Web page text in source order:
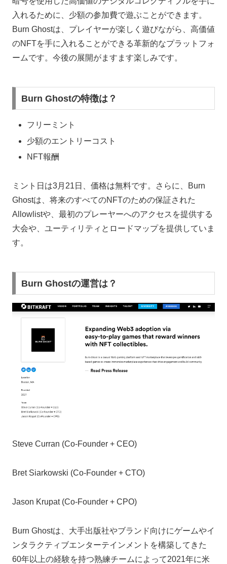
入れるために、少額の参加費で遊ぶことができます。
Burn Ghostは、プレイヤーが楽しく遊びながら、高価値
のNFTを手に入れることができる革新的なプラットフォ
ームです。今後の展開がますます楽しみです。
Burn Ghostの特徴は？
フリーミント
少額のエントリーコスト
NFT報酬
ミント日は3月21日、価格は無料です。さらに、Burn
Ghostは、将来のすべてのNFTのための保証された
Allowlistや、最初のプレーヤーへのアクセスを提供する
大会や、ユーティリティとロードマップを提供していま
す。
Burn Ghostの運営は？
Steve Curran (Co-Founder + CEO)
Bret Siarkowski (Co-Founder + CTO)
Jason Krupat (Co-Founder + CPO)
Burn Ghostは、大手出版社やブランド向けにゲームやイ
ンタラクティブエンターテインメントを構築してきた
60年以上の経験を持つ熟練チームによって2021年に米